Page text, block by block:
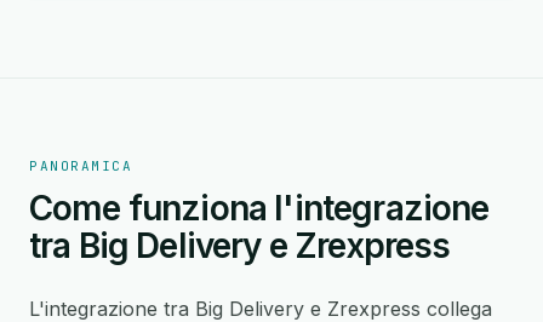
PANORAMICA
Come funziona l'integrazione
tra Big Delivery e Zrexpress
L'integrazione tra Big Delivery e Zrexpress collega